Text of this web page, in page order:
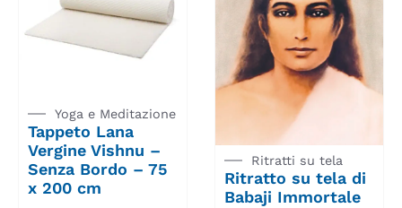
Yoga e Meditazione
Tappeto Lana
Vergine Vishnu –
Senza Bordo – 75
x 200 cm
Ritratti su tela
Ritratto su tela di
Babaji Immortale